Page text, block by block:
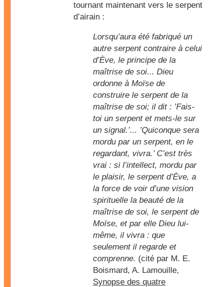
tournant maintenant vers le serpent
d’airain :
Lorsqu’aura été fabriqué un
autre serpent contraire à celui
d’Ève, le principe de la
maîtrise de soi... Dieu
ordonne à Moïse de
construire le serpent de la
maîtrise de soi; il dit : ’Fais-
toi un serpent et mets-le sur
un signal.’... ’Quiconque sera
mordu par un serpent, en le
regardant, vivra.’ C’est très
vrai : si l’intellect, mordu par
le plaisir, le serpent d’Ève, a
la force de voir d’une vision
spirituelle la beauté de la
maîtrise de soi, le serpent de
Moïse, et par elle Dieu lui-
même, il vivra : que
seulement il regarde et
comprenne. (cité par M. E.
Boismard, A. Lamouille,
Synopse des quatre